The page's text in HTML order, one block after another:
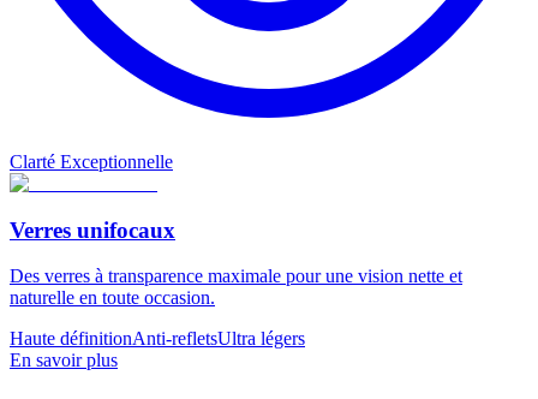
Clarté Exceptionnelle
Verres unifocaux
Des verres à transparence maximale pour une vision nette et
naturelle en toute occasion.
Haute définitionAnti-refletsUltra légers
En savoir plus